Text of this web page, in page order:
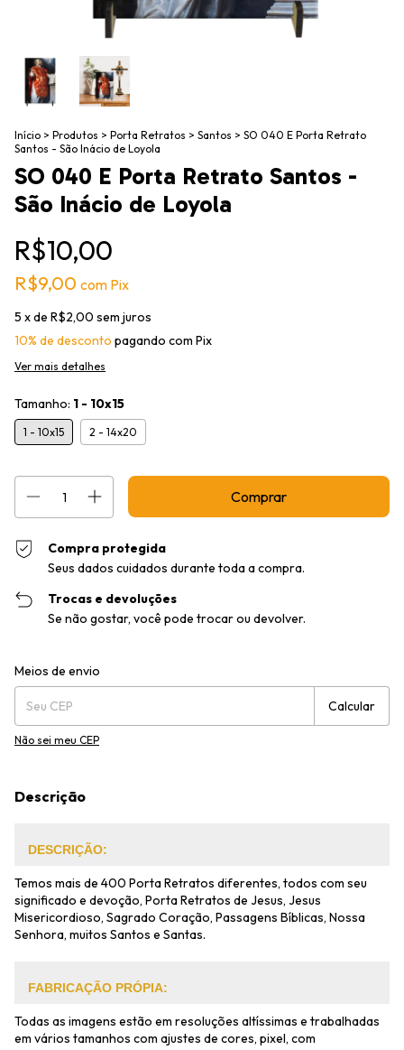
Início > Produtos > Porta Retratos > Santos > SO 040 E Porta Retrato
Santos - São Inácio de Loyola
SO 040 E Porta Retrato Santos -
São Inácio de Loyola
R$10,00
R$9,00 com Pix
5 x de R$2,00 sem juros
10% de desconto pagando com Pix
Ver mais detalhes
Tamanho: 1 - 10x15
1 - 10x15 2 - 14x20
Compra protegida
Seus dados cuidados durante toda a compra.
Trocas e devoluções
Se não gostar, você pode trocar ou devolver.
Entregas para o CEP:
Meios de envio
Calcular
Não sei meu CEP
Descrição
DESCRIÇÃO:
Temos mais de 400 Porta Retratos diferentes, todos com seu
significado e devoção, Porta Retratos de Jesus, Jesus
Misericordioso, Sagrado Coração, Passagens Bíblicas, Nossa
Senhora, muitos Santos e Santas.
FABRICAÇÃO PRÓPIA:
Todas as imagens estão em resoluções altíssimas e trabalhadas
em vários tamanhos com ajustes de cores, pixel, com